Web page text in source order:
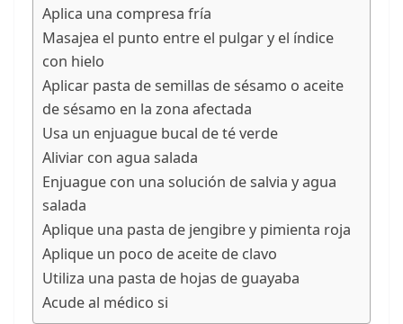
Aplica una compresa fría
Masajea el punto entre el pulgar y el índice
con hielo
Aplicar pasta de semillas de sésamo o aceite
de sésamo en la zona afectada
Usa un enjuague bucal de té verde
Aliviar con agua salada
Enjuague con una solución de salvia y agua
salada
Aplique una pasta de jengibre y pimienta roja
Aplique un poco de aceite de clavo
Utiliza una pasta de hojas de guayaba
Acude al médico si